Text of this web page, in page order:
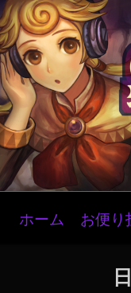
ホーム お便り